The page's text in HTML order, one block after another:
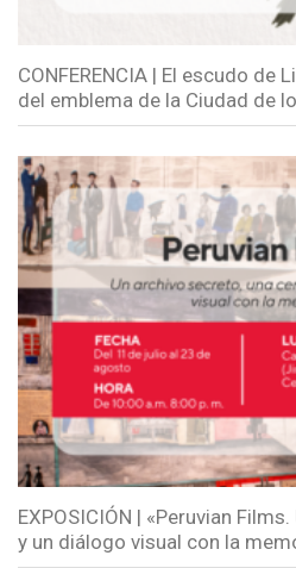
CONFERENCIA | El escudo de
del emblema de la Ciudad de
EXPOSICIÓN | «Peruvian
y un diálogo visual con la